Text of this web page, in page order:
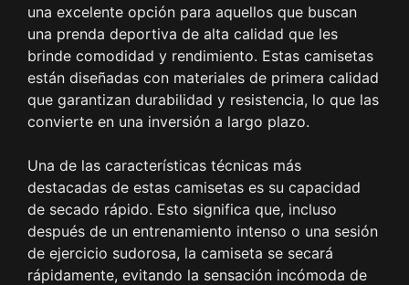
una excelente opción para aquellos que buscan
una prenda deportiva de alta calidad que les
brinde comodidad y rendimiento. Estas camisetas
están diseñadas con materiales de primera calidad
que garantizan durabilidad y resistencia, lo que las
convierte en una inversión a largo plazo.
Una de las características técnicas más
destacadas de estas camisetas es su capacidad
de secado rápido. Esto significa que, incluso
después de un entrenamiento intenso o una sesión
de ejercicio sudorosa, la camiseta se secará
rápidamente, evitando la sensación incómoda de